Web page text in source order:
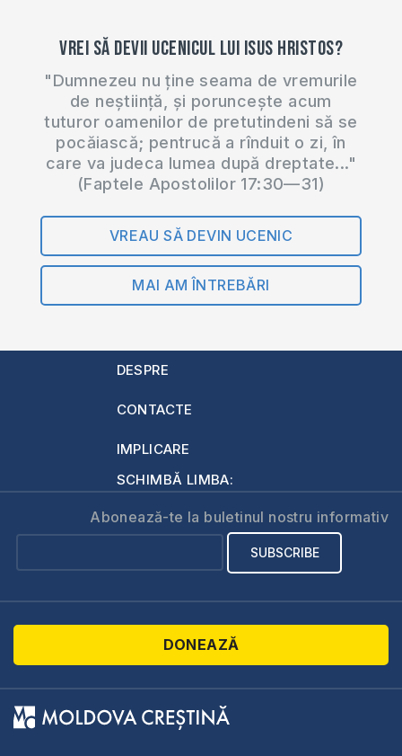
Vrei să devii ucenicul lui Isus Hristos?
"Dumnezeu nu ține seama de vremurile
de neștiință, și poruncește acum
tuturor oamenilor de pretutindeni să se
pocăiască; pentrucă a rînduit o zi, în
care va judeca lumea după dreptate..."
(Faptele Apostolilor 17:30—31)
VREAU SĂ DEVIN UCENIC
MAI AM ÎNTREBĂRI
DESPRE
CONTACTE
IMPLICARE
SCHIMBĂ LIMBA:
Abonează-te la buletinul nostru informativ
DONEAZĂ